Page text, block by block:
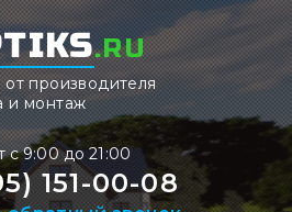
.RU
от производителя
и монтаж
с 9:00 до 21:00
151-00-08